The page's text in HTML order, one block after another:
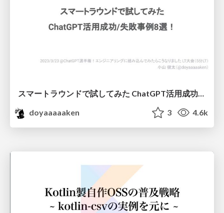
doyaaaaaken
3 4.6k